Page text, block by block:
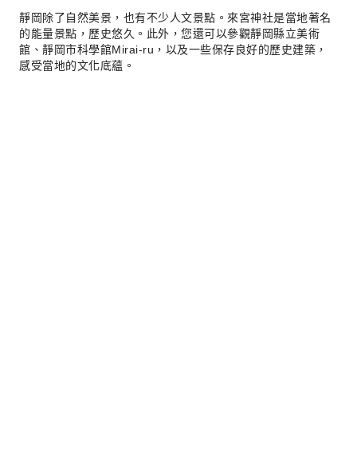
靜岡除了自然美景，也有不少人文景點。來宮神社是當地著名
的能量景點，歷史悠久。此外，您還可以參觀靜岡縣立美術
館、靜岡市科學館Mirai-ru，以及一些保存良好的歷史建築，
感受當地的文化底蘊。